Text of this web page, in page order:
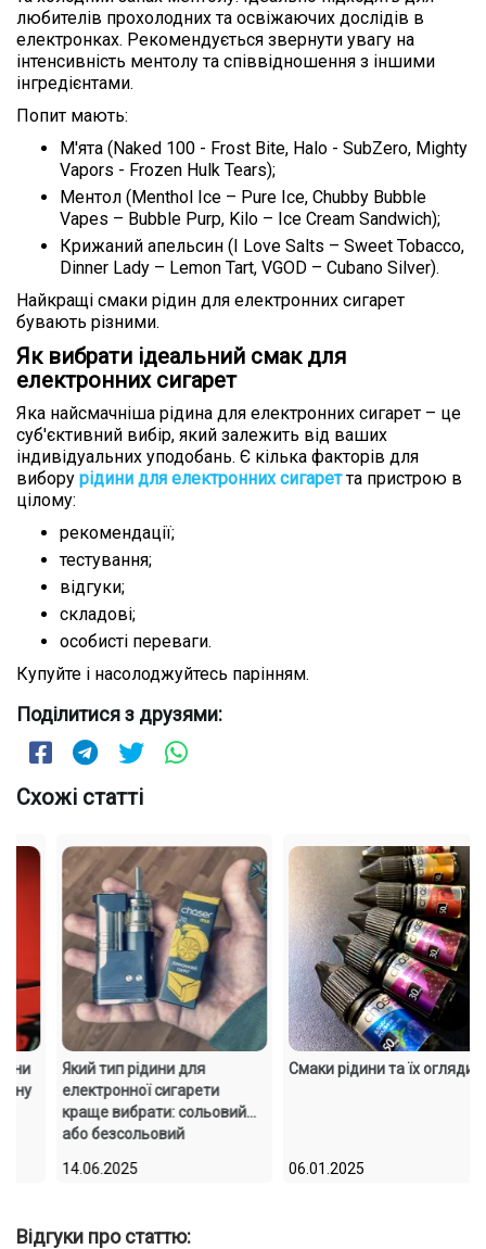
любителів прохолодних та освіжаючих дослідів в
електронках. Рекомендується звернути увагу на
інтенсивність ментолу та співвідношення з іншими
інгредієнтами.
Попит мають:
М'ята (Naked 100 - Frost Bite, Halo - SubZero, Mighty
Vapors - Frozen Hulk Tears);
Ментол (Menthol Ice – Pure Ice, Chubby Bubble
Vapes – Bubble Purp, Kilo – Ice Cream Sandwich);
Крижаний апельсин (I Love Salts – Sweet Tobacco,
Dinner Lady – Lemon Tart, VGOD – Cubano Silver).
Найкращі смаки рідин для електронних сигарет
бувають різними.
Як вибрати ідеальний смак для
електронних сигарет
Яка найсмачніша рідина для електронних сигарет – це
суб'єктивний вибір, який залежить від ваших
індивідуальних уподобань. Є кілька факторів для
вибору рідини для електронних сигаретта пристрою в
цілому:
рекомендації;
тестування;
відгуки;
складові;
особисті переваги.
Купуйте і насолоджуйтесь парінням.
Поділитися з друзями:
Схожі статті
Який тип рідини для
електронної сигарети
краще вибрати: сольовий
або безсольовий
14.06.2025
Смаки рідини та їх огляди
06.01.2025
Відгуки про статтю: